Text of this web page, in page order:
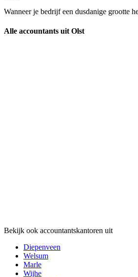
Wanneer je bedrijf een dusdanige grootte
Alle accountants uit Olst
Bekijk ook accountantskantoren uit
Diepenveen
Welsum
Marle
Wijhe